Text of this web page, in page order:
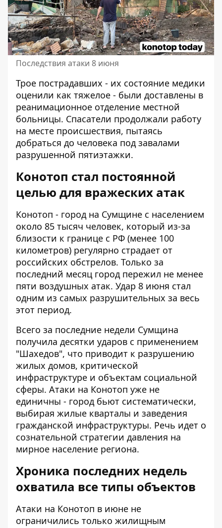
Последствия атаки 8 июня
Трое пострадавших - их состояние медики
оценили как тяжелое - были доставлены в
реанимационное отделение местной
больницы. Спасатели продолжали работу
на месте происшествия, пытаясь
добраться до человека под завалами
разрушенной пятиэтажки.
Конотоп стал постоянной
целью для вражеских атак
Конотоп - город на Сумщине с населением
около 85 тысяч человек, который из-за
близости к границе с РФ (менее 100
километров) регулярно страдает от
российских обстрелов. Только за
последний месяц город пережил не менее
пяти воздушных атак. Удар 8 июня стал
одним из самых разрушительных за весь
этот период.
Всего за последние недели Сумщина
получила десятки ударов с применением
"Шахедов", что приводит к разрушению
жилых домов, критической
инфраструктуре и объектам социальной
сферы. Атаки на Конотоп уже не
единичны - город бьют систематически,
выбирая жилые кварталы и заведения
гражданской инфраструктуры. Речь идет о
сознательной стратегии давления на
мирное население региона.
Хроника последних недель
охватила все типы объектов
Атаки на Конотоп в июне не
ограничились только жилищным